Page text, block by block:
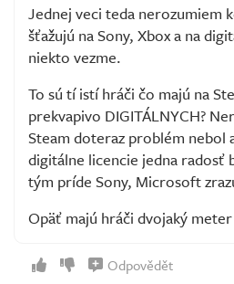
Jednej veci teda nerozumiem
šťažujú na Sony, Xbox a na
niekto vezme.
To sú tí istí hráči čo majú na
prekvapivo DIGITÁLNYCH?
Steam doteraz problém nebol
digitálne licencie jedna radosť
tým príde Sony, Microsoft
Opäť majú hráči dvojaký meter
Odpovědět